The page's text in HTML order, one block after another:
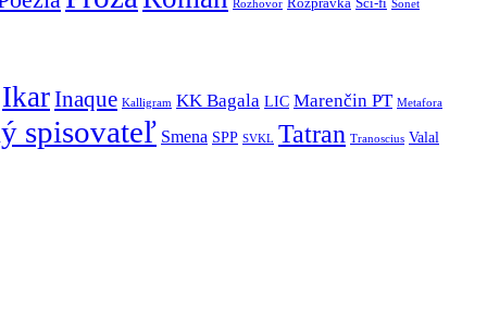
Rozhovor Rozprávka Sci-fi Sonet
IkarInaque Kalligram KK Bagala LIC Marenčin PT Metafora
spisovateľ Smena SPP SVKL Tatran Tranoscius Valal